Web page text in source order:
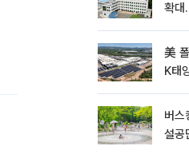
확대
美
K태
버스
설공